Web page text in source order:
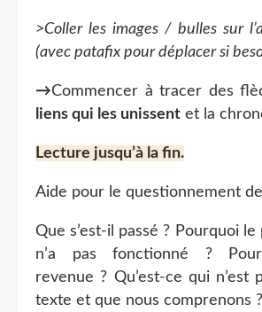
>Coller les images / bulles sur
(avec patafix pour déplacer si
→Commencer à tracer des
liens qui les unissent et la
Lecture jusqu’à la fin.
Aide pour le questionnement
Que s’est-il passé ? Pourquoi
n’a pas fonctionné ?
revenue ? Qu’est-ce qui n’est
texte et que nous comprenons ?